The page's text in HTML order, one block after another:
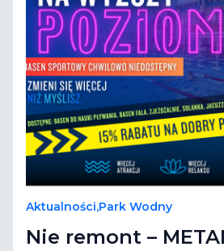
Aktualności,Park Wodny
Nie remont –